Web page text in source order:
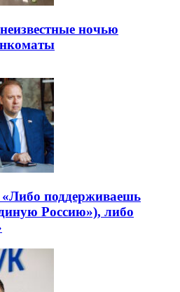
ночью
поддерживаешь
Россию»), либо